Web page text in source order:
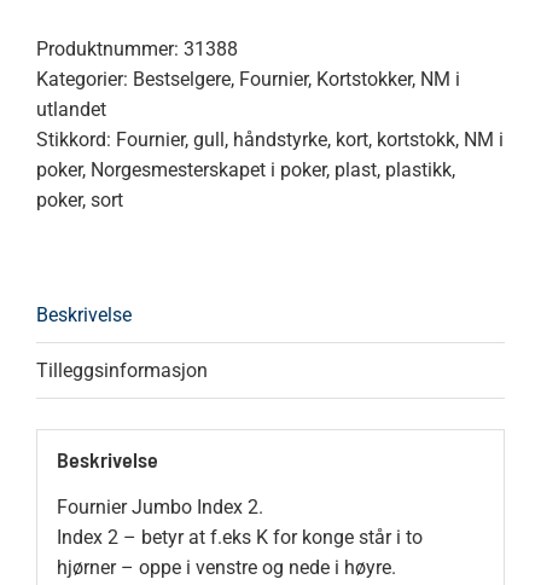
antall
Produktnummer: 31388
Kategorier: Bestselgere, Fournier, Kortstokker, NM i
utlandet
Stikkord: Fournier, gull, håndstyrke, kort, kortstokk, NM i
poker, Norgesmesterskapet i poker, plast, plastikk,
poker, sort
Beskrivelse
Tilleggsinformasjon
Beskrivelse
Fournier Jumbo Index 2.
Index 2 – betyr at f.eks K for konge står i to
hjørner – oppe i venstre og nede i høyre.